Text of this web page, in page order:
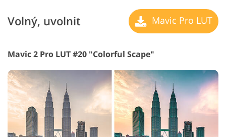
Volný, uvolnit Mavic Pro LUT
Mavic 2 Pro LUT #20 "Colorful Scape"